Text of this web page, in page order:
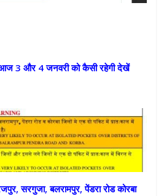
आज 3 और 4 जनवरी को कैसी रहेगी देखें
सरगुजा, बलरामपुर, पेंडरा रोड कोरबा